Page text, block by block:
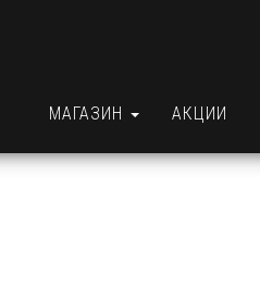
МАГАЗИН АКЦИИ